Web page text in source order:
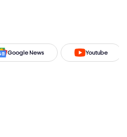
Google News Youtube